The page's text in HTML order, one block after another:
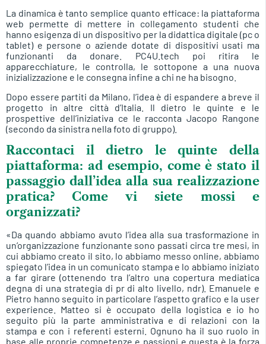
La dinamica è tanto semplice quanto efficace: la piattaforma
web permette di mettere in collegamento studenti che
hanno esigenza di un dispositivo per la didattica digitale (pc o
tablet) e persone o aziende dotate di dispositivi usati ma
funzionanti da donare. PC4U.tech poi ritira le
apparecchiature, le controlla, le sottopone a una nuova
inizializzazione e le consegna infine a chi ne ha bisogno.
Dopo essere partiti da Milano, l’idea è di espandere a breve il
progetto in altre città d’Italia. Il dietro le quinte e le
prospettive dell’iniziativa ce le racconta Jacopo Rangone
(secondo da sinistra nella foto di gruppo).
Raccontaci il dietro le quinte della
piattaforma: ad esempio, come è stato il
passaggio dall’idea alla sua realizzazione
pratica? Come vi siete mossi e
organizzati?
«Da quando abbiamo avuto l’idea alla sua trasformazione in
un’organizzazione funzionante sono passati circa tre mesi, in
cui abbiamo creato il sito, lo abbiamo messo online, abbiamo
spiegato l’idea in un comunicato stampa e lo abbiamo iniziato
a far girare (ottenendo tra l’altro una copertura mediatica
degna di una strategia di pr di alto livello, ndr). Emanuele e
Pietro hanno seguito in particolare l’aspetto grafico e la user
experience. Matteo si è occupato della logistica e io ho
seguito più la parte amministrativa e di relazioni con la
stampa e con i referenti esterni. Ognuno ha il suo ruolo in
base alle proprie competenze e passioni e questa è la forza